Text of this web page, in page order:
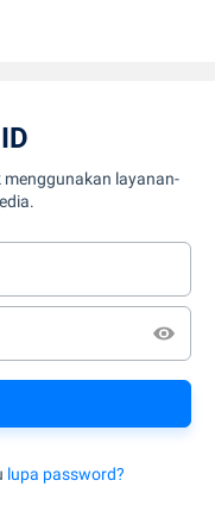
menggunakan layanan-
lupa password?